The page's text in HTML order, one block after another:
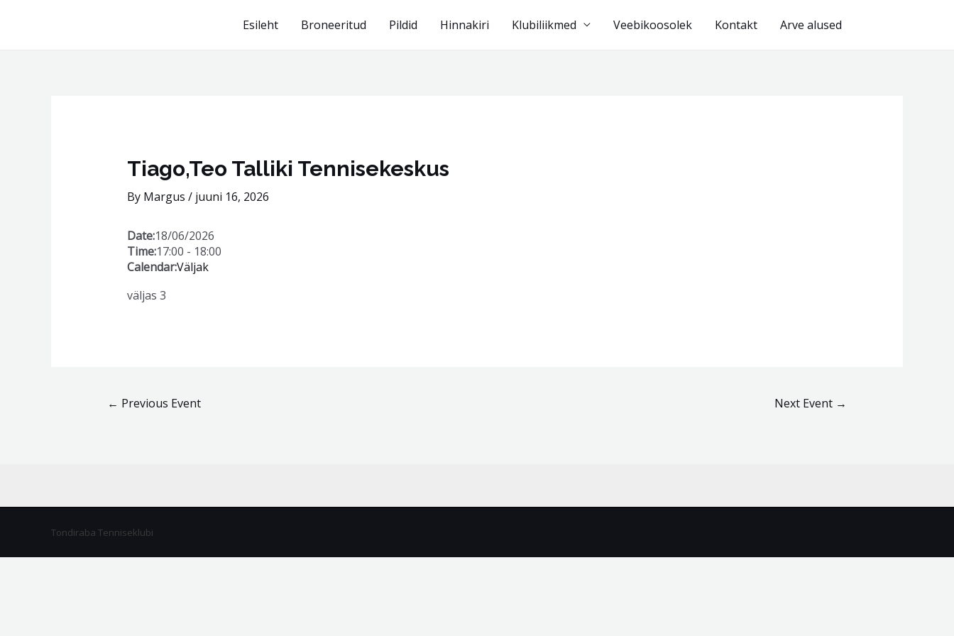
Esileht Broneeritud Pildid Hinnakiri Klubiliikmed Veebikoosolek Kontakt Arve alused
Tiago,Teo Talliki Tennisekeskus
By Margus / juuni 16, 2026
Date:18/06/2026
Time:17:00 - 18:00
Calendar:Väljak
väljas 3
← Previous Event Next Event →
Tondiraba Tenniseklubi